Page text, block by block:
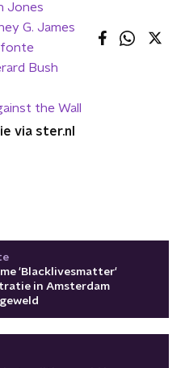
Jones
G. James
Bush
the Wall
via ster.nl
'Blacklivesmatter'
in Amsterdam